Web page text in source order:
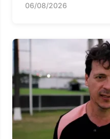
06/08/2026